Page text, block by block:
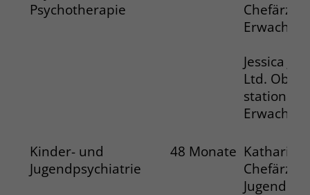
Psychotherapie
Jessica
Ltd.
stationäre
Kinder- und
Jugendpsychiatrie
48 Monate Katharina